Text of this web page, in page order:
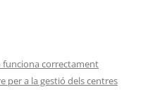
funciona correctament
per a la gestió dels centres